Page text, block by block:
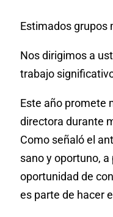
Estimados grupos
Nos dirigimos a
trabajo
Este año promete
directora durante
Como señaló el
sano y oportuno,
oportunidad de
es parte de hacer